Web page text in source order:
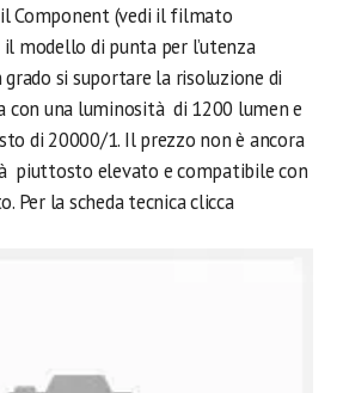
Component (vedi il filmato
modello di punta per l’utenza
grado si suportare la risoluzione di
con una luminosità di 1200 lumen e
di 20000/1. Il prezzo non è ancora
piuttosto elevato e compatibile con
Per la scheda tecnica clicca